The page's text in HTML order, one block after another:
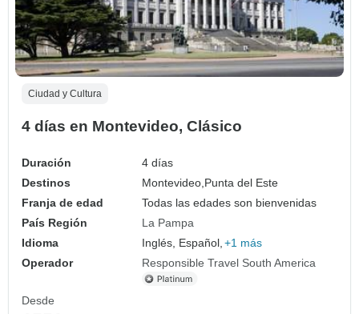
Ciudad y Cultura
4 días en Montevideo, Clásico
Duración
4 días
Destinos
Montevideo, Punta del Este
Franja de edad
Todas las edades son bienvenidas
País Región
La Pampa
Idioma
Inglés, Español, +1 más
Operador
Responsible Travel South America
Desde